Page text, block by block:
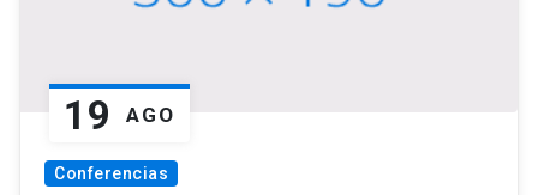
19 AGO
Conferencias